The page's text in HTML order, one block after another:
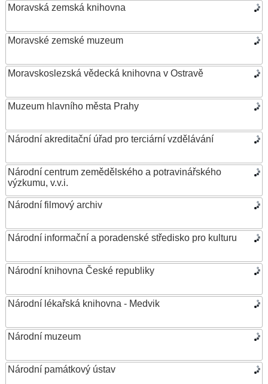
Moravská zemská knihovna
Moravské zemské muzeum
Moravskoslezská vědecká knihovna v Ostravě
Muzeum hlavního města Prahy
Národní akreditační úřad pro terciární vzdělávání
Národní centrum zemědělského a potravinářského
výzkumu, v.v.i.
Národní filmový archiv
Národní informační a poradenské středisko pro kulturu
Národní knihovna České republiky
Národní lékařská knihovna - Medvik
Národní muzeum
Národní památkový ústav